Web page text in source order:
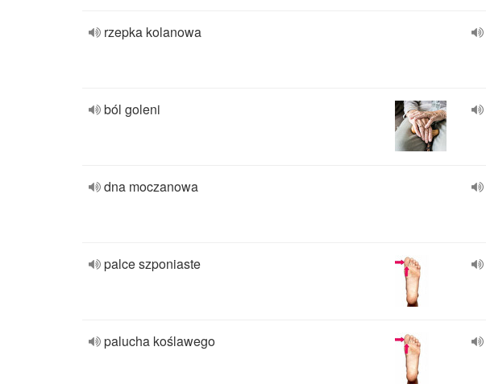
rzepka kolanowa
ból goleni
dna moczanowa
palce szponiaste
palucha koślawego